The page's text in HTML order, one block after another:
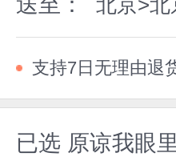
北京>北
支持7日无理由退
已选 原谅我眼